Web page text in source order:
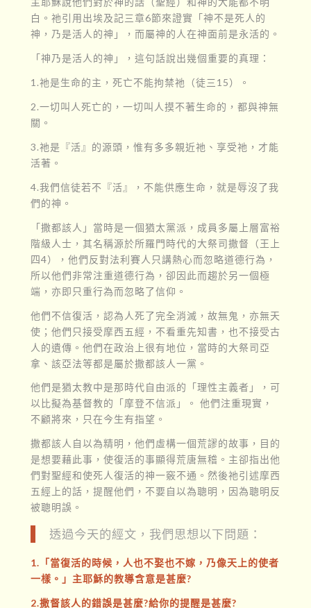
白。祂引用出埃及記三章6節來證實「神不是死人的
神，乃是活人的神」，而屬神的人在神面前是永活的。
「神乃是活人的神」，這句話說出幾個重要的真理：
1.祂是生命的主，死亡不能拘禁祂（徒三15）。
2.一切叫人死亡的，一切叫人摸不著生命的，都與神無
關。
3.祂是『活』的源頭，惟有多多親近祂、享受祂，才能
活著。
4.我們信徒若不『活』，不能供應生命，就是辱沒了我
們的神。
「撒都該人」當時是一個猶太黨派，成員多屬上層富裕
階級人士，其名稱源於所羅門時代的大祭司撒督（王上
四4），他們反對法利賽人只講熱心而忽略道德行為，
所以他們非常注重道德行為，卻因此而趨於另一個極
端，亦即只重行為而忽略了信仰。
他們不信復活，認為人死了完全消滅，故無鬼，亦無天
使；他們只接受摩西五經，不看重先知書，也不接受古
人的遺傳。他們在政治上很有地位，當時的大祭司亞
拿、該亞法等都是屬於撒都該人一黨。
他們是猶太教中是那時代自由派的「理性主義者」，可
以比擬為基督教的「摩登不信派」。 他們注重現實，
不顧將來，只在今生有指望。
撒都該人自以為精明，他們虛構一個荒謬的故事，目的
是想要藉此事，使復活的事顯得荒唐無稽。主卻指出他
們對聖經和使死人復活的神一竅不通。然後祂引述摩西
五經上的話，提醒他們，不要自以為聰明，因為聰明反
被聰明誤。
透過今天的經文，我們思想以下問題：
1.「當復活的時候，人也不娶也不嫁，乃像天上的使者
一樣。」主耶穌的教導含意是甚麼?
2.撒督該人的錯誤是甚麼?給你的提醒是甚麼?